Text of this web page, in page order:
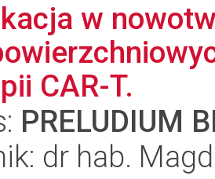
w
CAR-T.
PRELUDIUM
dr hab.